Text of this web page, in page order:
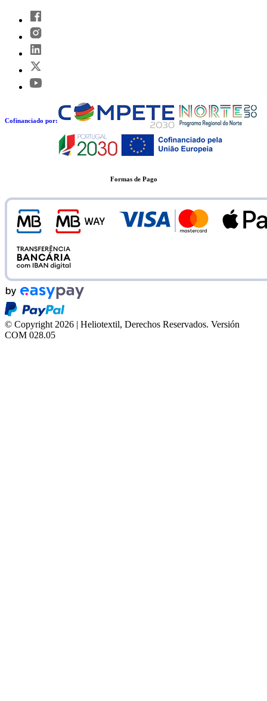
Cofinanciado por:
Formas de Pago
© Copyright 2026 | Heliotextil, Derechos Reservados. Versión
COM 028.05